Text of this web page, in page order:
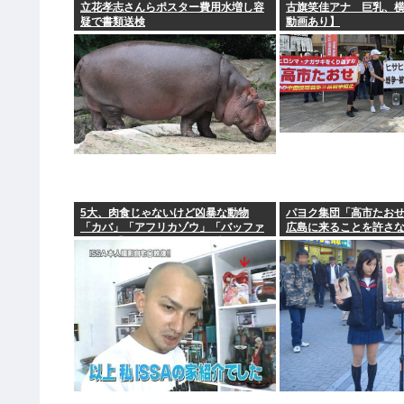
立花孝志さんらポスター費用水増し容
疑で書類送検
古旗笑佳アナ 巨乳、
動画あり】
5大、肉食じゃないけど凶暴な動物
「カバ」「アフリカゾウ」「バッファ
ロー」「コーカサスオオカブト」
パヨク集団「高市たお
広島に来ることを許さ
倒！」